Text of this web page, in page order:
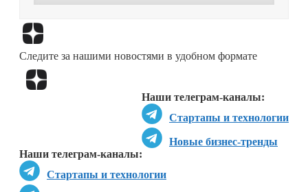
Следите за нашими новостями в удобном формате
Наши телеграм-каналы:
Стартапы и технологии
Новые бизнес-тренды
Наши телеграм-каналы:
Стартапы и технологии